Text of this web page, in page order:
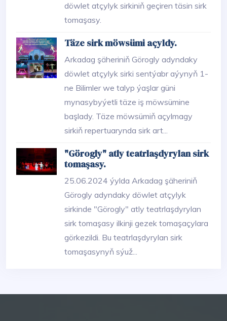
döwlet atçylyk sirkiniň geçiren täsin sirk
tomaşasy.
Täze sirk möwsümi açyldy.
Arkadag şäheriniň Görogly adyndaky
döwlet atçylyk sirki sentýabr aýynyň 1-
ne Bilimler we talyp ýaşlar güni
mynasybyýetli täze iş möwsümine
başlady. Täze möwsümiň açylmagy
sirkiň repertuarynda sirk art...
"Görogly" atly teatrlaşdyrylan sirk
tomaşasy.
25.06.2024 ýylda Arkadag şäheriniň
Görogly adyndaky döwlet atçylyk
sirkinde "Görogly" atly teatrlaşdyrylan
sirk tomaşasy ilkinji gezek tomaşaçylara
görkezildi. Bu teatrlaşdyrylan sirk
tomaşasynyň sýuž...